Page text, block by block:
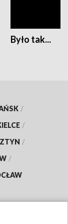
Było tak...
/
/
/
/